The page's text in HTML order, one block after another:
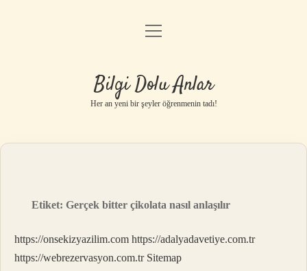
Anasayfa
Yasal Uyarı
menüyü
Bilgi Dolu Anlar
Her an yeni bir şeyler öğrenmenin tadı!
Etiket:Gerçek bitter çikolata nasıl anlaşılır
https://onsekizyazilim.com https://adalyadavetiye.com.tr
https://webrezervasyon.com.tr Sitemap